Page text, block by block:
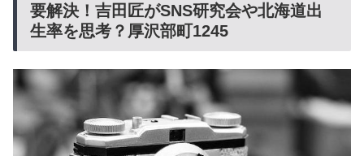
要解決！吉田匠がSNS研究会や北海道出
生率を思考？厚沢部町1245